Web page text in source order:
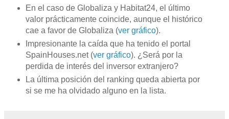
En el caso de Globaliza y Habitat24, el último
valor prácticamente coincide, aunque el histórico
cae a favor de Globaliza (ver gráfico).
Impresionante la caída que ha tenido el portal
SpainHouses.net (ver gráfico). ¿Será por la
perdida de interés del inversor extranjero?
La última posición del ranking queda abierta por
si se me ha olvidado alguno en la lista.